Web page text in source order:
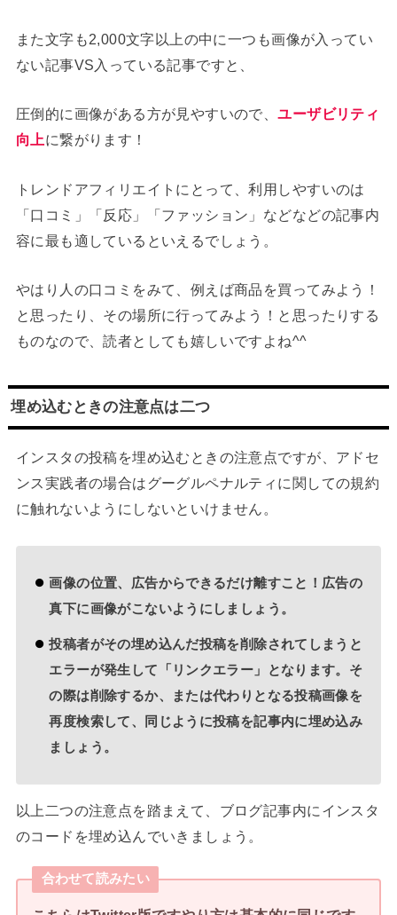
また文字も2,000文字以上の中に一つも画像が入ってい
ない記事VS入っている記事ですと、
圧倒的に画像がある方が見やすいので、ユーザビリティ
向上に繋がります！
トレンドアフィリエイトにとって、利用しやすいのは
「口コミ」「反応」「ファッション」などなどの記事内
容に最も適しているといえるでしょう。
やはり人の口コミをみて、例えば商品を買ってみよう！
と思ったり、その場所に行ってみよう！と思ったりする
ものなので、読者としても嬉しいですよね^^
埋め込むときの注意点は二つ
インスタの投稿を埋め込むときの注意点ですが、アドセ
ンス実践者の場合はグーグルペナルティに関しての規約
に触れないようにしないといけません。
画像の位置、広告からできるだけ離すこと！広告の
真下に画像がこないようにしましょう。
投稿者がその埋め込んだ投稿を削除されてしまうと
エラーが発生して「リンクエラー」となります。そ
の際は削除するか、または代わりとなる投稿画像を
再度検索して、同じように投稿を記事内に埋め込み
ましょう。
以上二つの注意点を踏まえて、ブログ記事内にインスタ
のコードを埋め込んでいきましょう。
合わせて読みたい